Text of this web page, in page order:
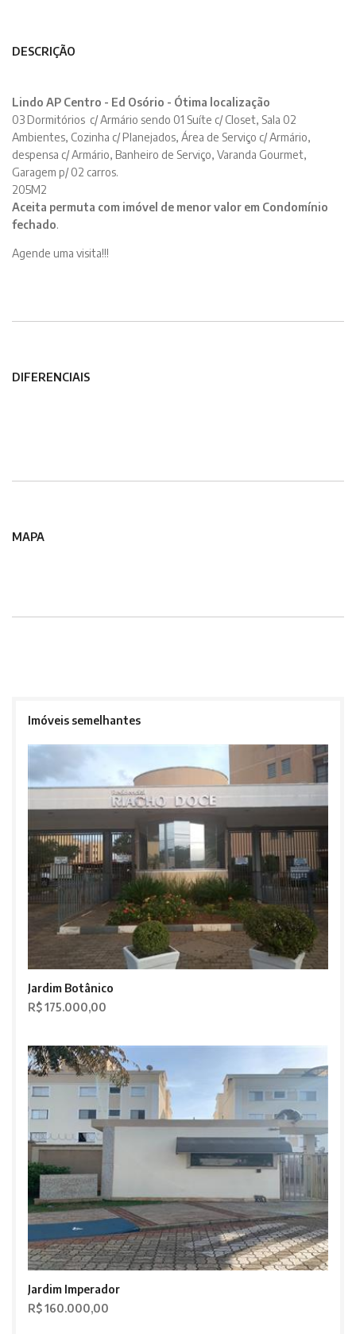
DESCRIÇÃO
Lindo AP Centro - Ed Osório - Ótima localização
03 Dormitórios c/ Armário sendo 01 Suíte c/ Closet, Sala 02
Ambientes, Cozinha c/ Planejados, Área de Serviço c/ Armário,
despensa c/ Armário, Banheiro de Serviço, Varanda Gourmet,
Garagem p/ 02 carros.
205M2
Aceita permuta com imóvel de menor valor em Condomínio
fechado.
Agende uma visita!!!
DIFERENCIAIS
MAPA
Imóveis semelhantes
Jardim Botânico
R$ 175.000,00
Jardim Imperador
R$ 160.000,00